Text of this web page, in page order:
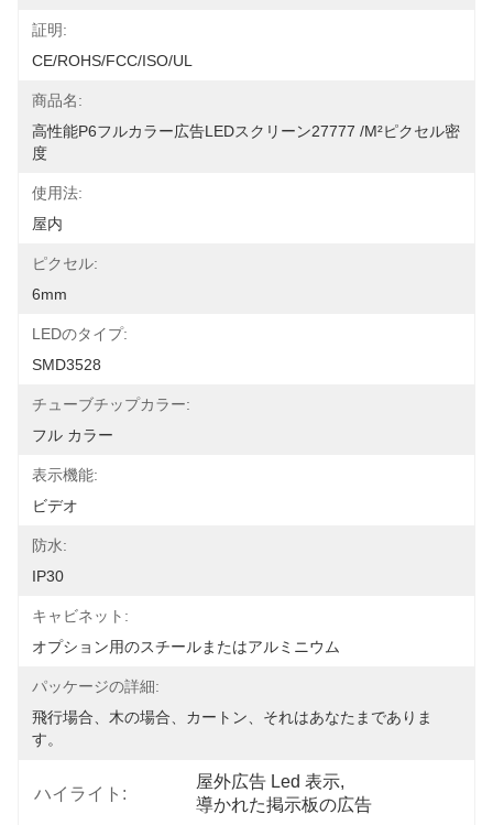
証明:
CE/ROHS/FCC/ISO/UL
商品名:
高性能P6フルカラー広告LEDスクリーン27777 /m²ピクセル密
度
使用法:
屋内
ピクセル:
6mm
LEDのタイプ:
SMD3528
チューブチップカラー:
フル カラー
表示機能:
ビデオ
防水:
IP30
キャビネット:
オプション用のスチールまたはアルミニウム
パッケージの詳細:
飛行場合、木の場合、カートン、それはあなたまでありま
す。
ハイライト:
屋外広告 Led 表示,
導かれた掲示板の広告